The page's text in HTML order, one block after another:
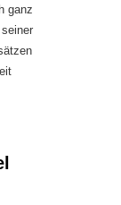
ganz